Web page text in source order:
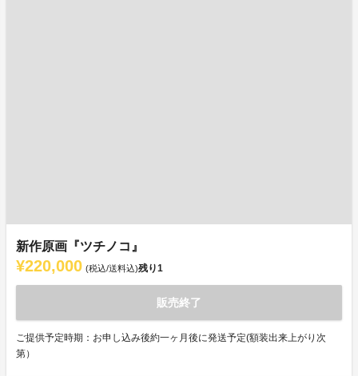
新作原画『ツチノコ』
¥220,000 (税込/送料込)残り1
販売終了
ご提供予定時期：お申し込み後約一ヶ月後に発送予定(額装出来上がり次
第）